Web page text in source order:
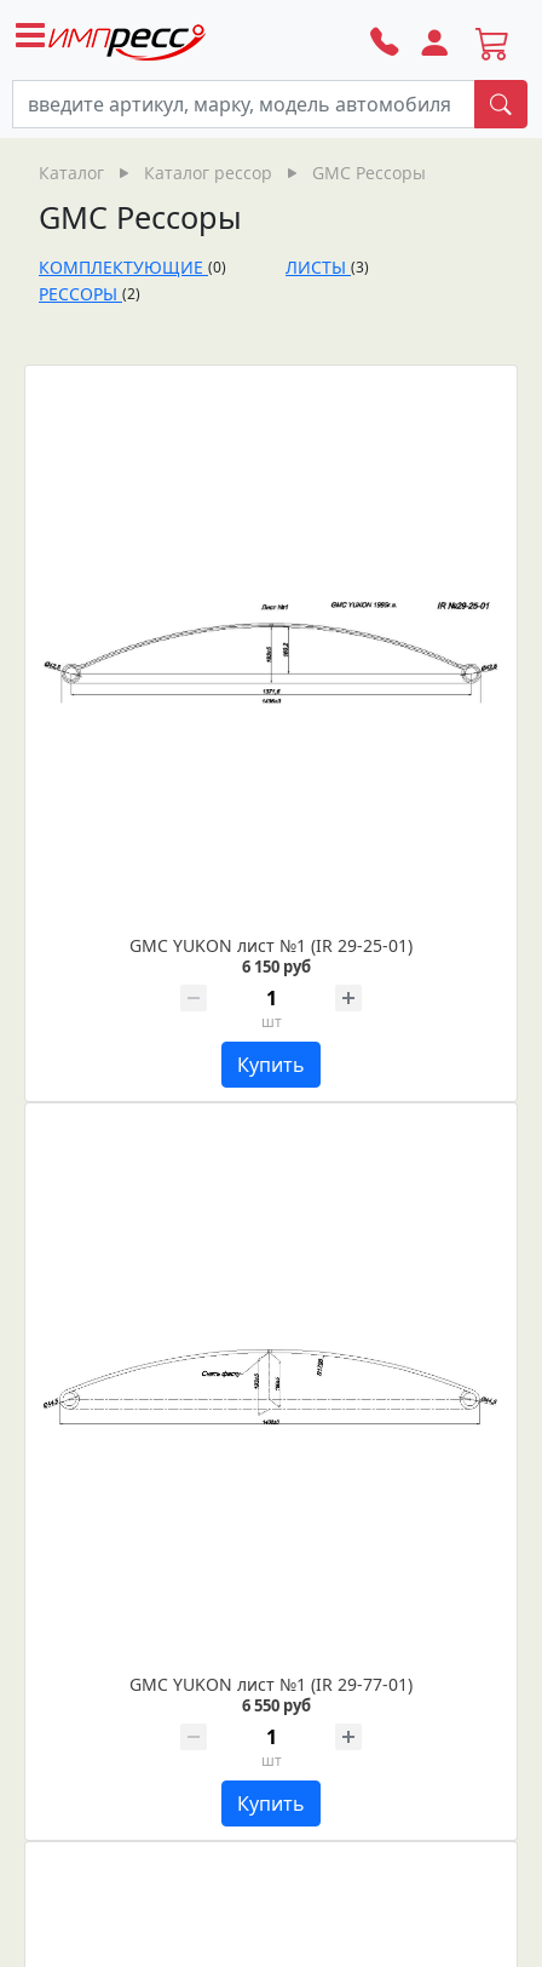
Каталог Каталог рессор GMC Рессоры
GMC Рессоры
КОМПЛЕКТУЮЩИЕ (0) ЛИСТЫ (3)
РЕССОРЫ (2)
GMC YUKON лист №1 (IR 29-25-01)
6 150 руб
шт
Купить
GMC YUKON лист №1 (IR 29-77-01)
6 550 руб
шт
Купить